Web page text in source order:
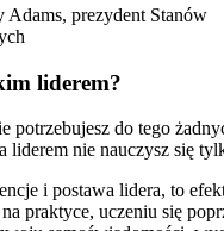
Adams, prezydent Stanów
liderem?
potrzebujesz do tego
liderem nie nauczysz się
i postawa lidera, to
praktyce, uczeniu się